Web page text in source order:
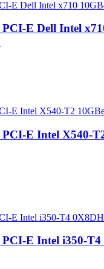
PCI-E Dell Intel
PCI-E Intel X540-
PCI-E Intel i350-